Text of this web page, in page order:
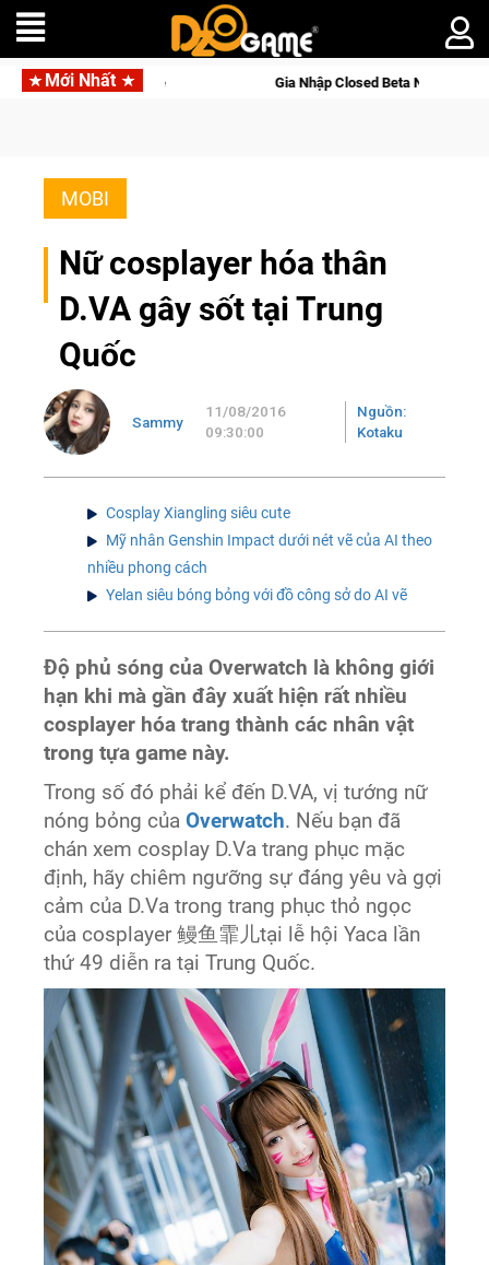
Mới Nhất
Beta Norse Saga: Cửu Giới Thức Tỉnh, Săn DJI Osmo Pocket 3 Ngay
MOBI
Nữ cosplayer hóa thân
D.VA gây sốt tại Trung
Quốc
Sammy
11/08/2016
09:30:00
Nguồn:
Kotaku
Cosplay Xiangling siêu cute
Mỹ nhân Genshin Impact dưới nét vẽ của AI theo
nhiều phong cách
Yelan siêu bóng bỏng với đồ công sở do AI vẽ
Độ phủ sóng của Overwatch là không giới
hạn khi mà gần đây xuất hiện rất nhiều
cosplayer hóa trang thành các nhân vật
trong tựa game này.
Trong số đó phải kể đến D.VA, vị tướng nữ
nóng bỏng củaOverwatch. Nếu bạn đã
chán xem cosplay D.Va trang phục mặc
định, hãy chiêm ngưỡng sự đáng yêu và gợi
cảm của D.Va trong trang phục thỏ ngọc
của cosplayer 鳗鱼霏儿tại lễ hội Yaca lần
thứ 49 diễn ra tại Trung Quốc.